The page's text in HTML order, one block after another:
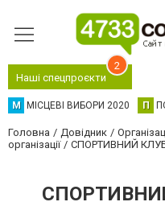
Наші спецпроєкти
2
М МІСЦЕВІ ВИБОРИ 2020 П
Головна Довідник
організації
СПОРТИВНИЙ